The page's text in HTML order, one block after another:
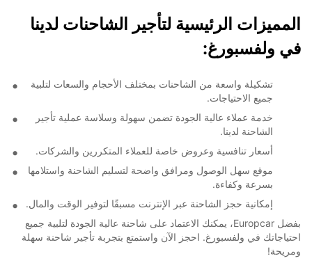
المميزات الرئيسية لتأجير الشاحنات لدينا
في ولفسبورغ:
تشكيلة واسعة من الشاحنات بمختلف الأحجام والسعات لتلبية
جميع الاحتياجات.
خدمة عملاء عالية الجودة تضمن سهولة وسلاسة عملية تأجير
الشاحنة لدينا.
أسعار تنافسية وعروض خاصة للعملاء المتكررين والشركات.
موقع سهل الوصول ومرافق واضحة لتسليم الشاحنة واستلامها
بسرعة وكفاءة.
إمكانية حجز الشاحنة عبر الإنترنت مسبقًا لتوفير الوقت والمال.
بفضل Europcar، يمكنك الاعتماد على شاحنة عالية الجودة لتلبية جميع
احتياجاتك في ولفسبورغ. احجز الآن واستمتع بتجربة تأجير شاحنة سهلة
ومريحة!